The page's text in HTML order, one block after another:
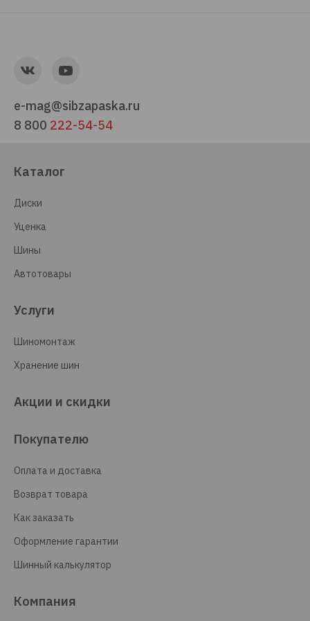
e-mag@sibzapaska.ru
8 800 222-54-54
Каталог
Диски
Уценка
Шины
Автотовары
Услуги
Шиномонтаж
Хранение шин
Акции и скидки
Покупателю
Оплата и доставка
Возврат товара
Как заказать
Оформление гарантии
Шинный калькулятор
Компания